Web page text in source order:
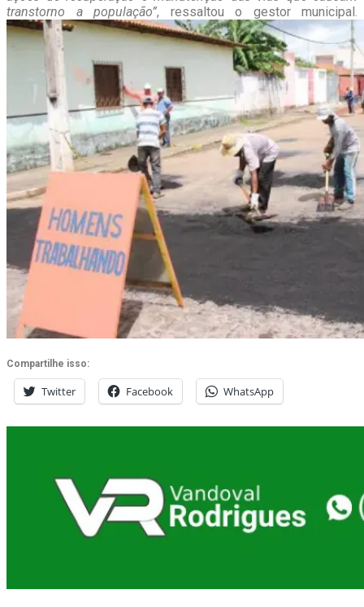
transtorno a população”, ressaltou o gestor municipal.
Compartilhe isso:
Twitter Facebook WhatsApp